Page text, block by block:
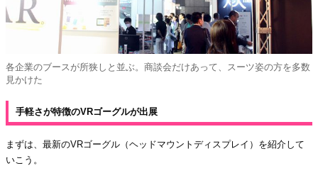
各企業のブースが所狭しと並ぶ。商談会だけあって、スーツ姿の方を多数
見かけた
手軽さが特徴のVRゴーグルが出展
まずは、最新のVRゴーグル（ヘッドマウントディスプレイ）を紹介して
いこう。